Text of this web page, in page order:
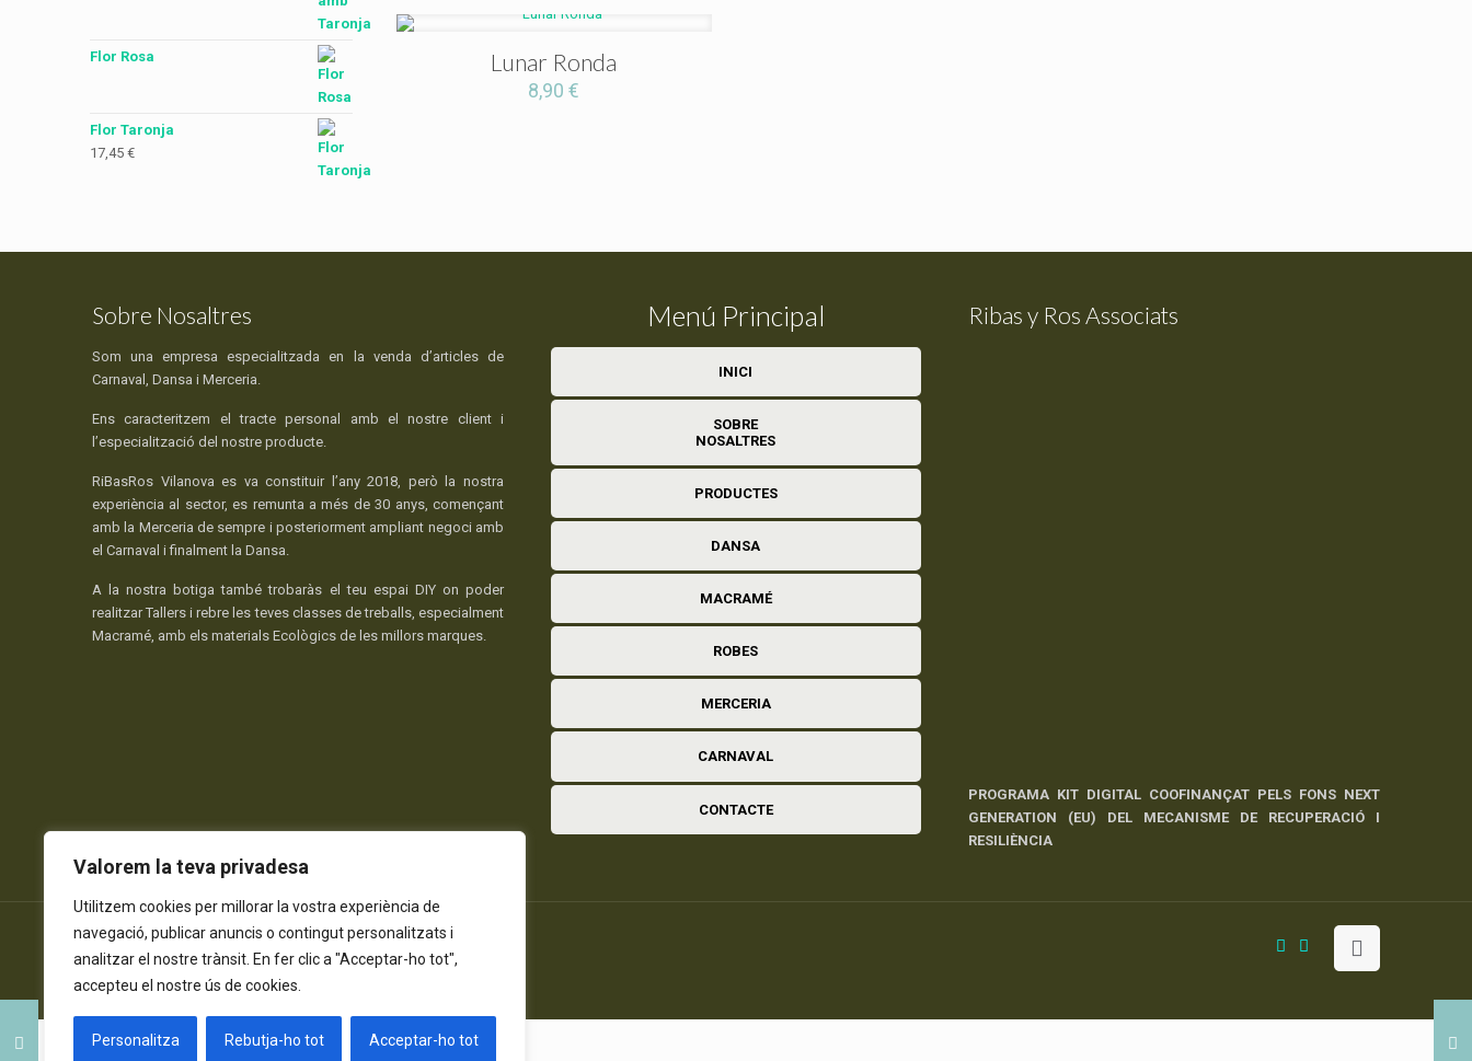
Valorem la teva privadesa
Utilitzem cookies per millorar la vostra experiència de
navegació, publicar anuncis o contingut personalitzats i
analitzar el nostre trànsit. En fer clic a "Acceptar-ho tot",
accepteu el nostre ús de cookies.
Personalitza Rebutja-ho tot Acceptar-ho tot
Lunar Ronda
8,90€
Flor Rosa
Flor Taronja
17,45 €
Sobre Nosaltres
Som una empresa especialitzada en la venda d’articles de
Carnaval, Dansa i Merceria.
Ens caracteritzem el tracte personal amb el nostre client i
l’especialització del nostre producte.
RiBasRos Vilanova es va constituir l’any 2018, però la nostra
experiència al sector, es remunta a més de 30 anys, començant
amb la Merceria de sempre i posteriorment ampliant negoci amb
el Carnaval i finalment la Dansa.
A la nostra botiga també trobaràs el teu espai DIY on poder
realitzar Tallers i rebre les teves classes de treballs, especialment
Macramé, amb els materials Ecològics de les millors marques.
Menú Principal
INICI
SOBRE
NOSALTRES
PRODUCTES
DANSA
MACRAMÉ
ROBES
MERCERIA
CARNAVAL
CONTACTE
Ribas y Ros Associats
PROGRAMA KIT DIGITAL COOFINANÇAT PELS FONS NEXT
GENERATION (EU) DEL MECANISME DE RECUPERACIÓ I
RESILIÈNCIA
© 2026 Tots els Drets Reservats
Política de Privadesa Política de Cookies Avís Legal